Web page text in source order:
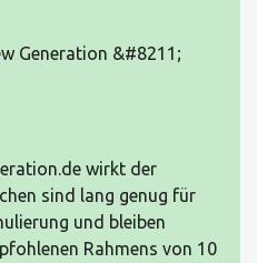
Generation &#8211;
wirkt der
sind lang genug für
und bleiben
Rahmens von 10